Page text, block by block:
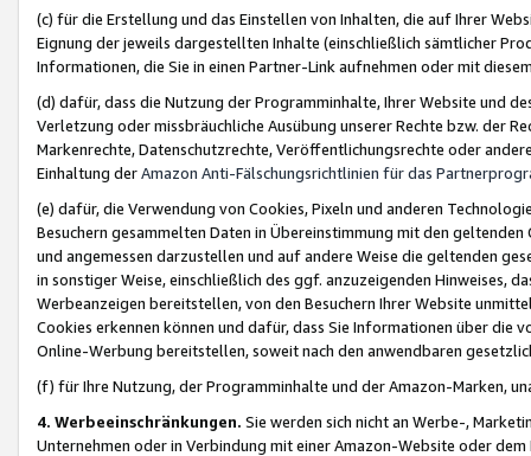
(c) für die Erstellung und das Einstellen von Inhalten, die auf Ihrer
Eignung der jeweils dargestellten Inhalte (einschließlich sämtlicher
Informationen, die Sie in einen Partner-Link aufnehmen oder mit
(d) dafür, dass die Nutzung der Programminhalte, Ihrer Website und
Verletzung oder missbräuchliche Ausübung unserer Rechte bzw. der
Markenrechte, Datenschutzrechte, Veröffentlichungsrechte oder
Einhaltung derAmazon Anti-Fälschungsrichtlinien für das
(e) dafür, die Verwendung von Cookies, Pixeln und anderen
Besuchern gesammelten Daten in Übereinstimmung mit den
und angemessen darzustellen und auf andere Weise die geltenden
in sonstiger Weise, einschließlich des ggf. anzuzeigenden Hinweises,
Werbeanzeigen bereitstellen, von den Besuchern Ihrer Website
Cookies erkennen können und dafür, dass Sie Informationen über die
Online-Werbung bereitstellen, soweit nach den anwendbaren
(f) für Ihre Nutzung, der Programminhalte und der Amazon-Marken,
4. Werbeeinschränkungen. Sie werden sich nicht an Werbe-,
Unternehmen oder in Verbindung mit einer Amazon-Website oder